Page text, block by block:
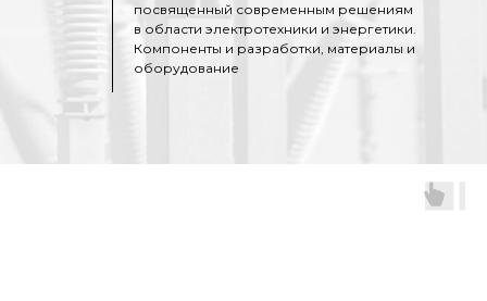
посвященный современным решениям
в области электротехники и энергетики.
Компоненты и разработки, материалы и
оборудование